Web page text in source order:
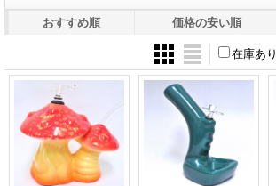
おすすめ順 価格の安い順
在庫あり